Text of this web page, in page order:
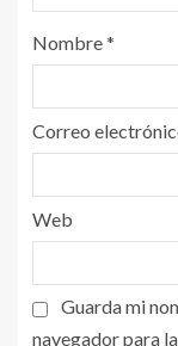
Nombre*
Correo
Web
Guarda mi
navegador para